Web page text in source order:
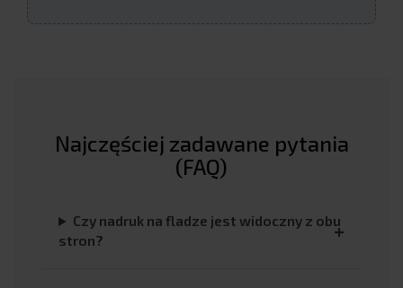
Najczęściej zadawane pytania
(FAQ)
Czy nadruk na fladze jest widoczny z obu
stron?